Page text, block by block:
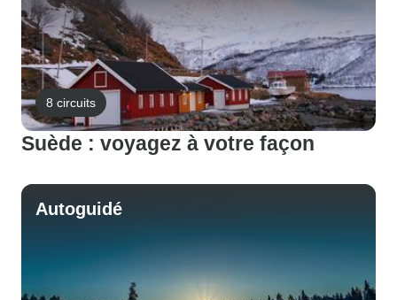
8 circuits
Suède : voyagez à votre façon
Autoguidé